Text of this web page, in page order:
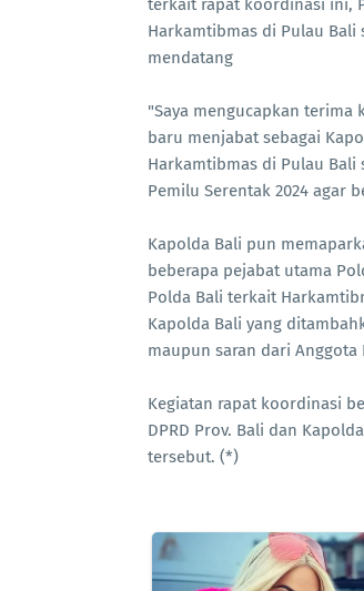
terkait rapat koordinasi ini,
Harkamtibmas di Pulau
mendatang
"Saya mengucapkan terima
baru menjabat sebagai
Harkamtibmas di Pulau
Pemilu Serentak 2024 agar
Kapolda Bali pun
beberapa pejabat utama
Polda Bali terkait
Kapolda Bali yang
maupun saran dari Anggota
Kegiatan rapat koordinasi
DPRD Prov. Bali dan
tersebut. (*)